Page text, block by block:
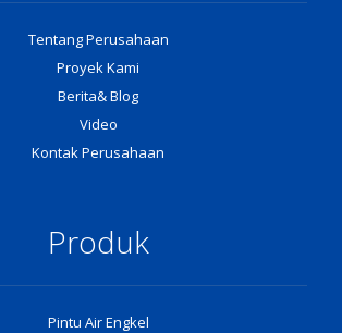
Tentang Perusahaan
Proyek Kami
Berita& Blog
Video
Kontak Perusahaan
Produk
Pintu Air Engkel